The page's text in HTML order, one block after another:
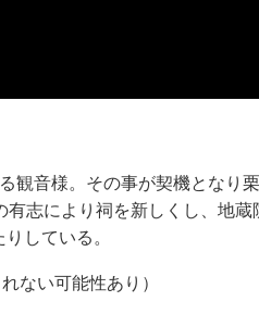
観音様。その事が契機となり
志により祠を新しくし、地
している。
ない可能性あり）